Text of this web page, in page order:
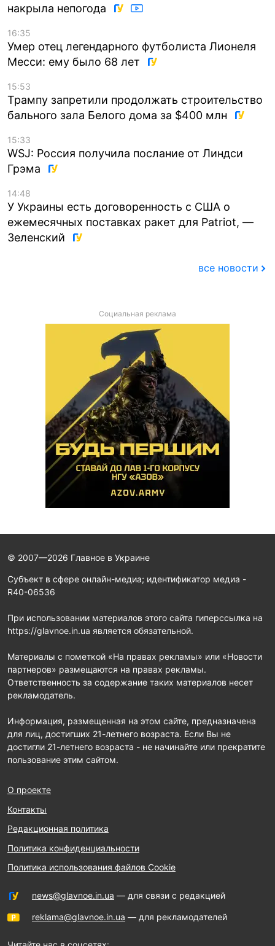
накрыла непогода
16:35
Умер отец легендарного футболиста Лионеля
Месси: ему было 68 лет
15:53
Трампу запретили продолжать строительство
бального зала Белого дома за $400 млн
15:33
WSJ: Россия получила послание от Линдси
Грэма
14:48
У Украины есть договоренность с США о
ежемесячных поставках ракет для Patriot, —
Зеленский
все новости
Социальная реклама
© 2007—2026 Главное в Украине
Субъект в сфере онлайн-медиа; идентификатор медиа -
R40-06536
При использовании материалов этого сайта гиперссылка на
https://glavnoe.in.ua является обязательной.
Материалы с пометкой «На правах рекламы» или «Новости
партнеров» размещаются на правах рекламы.
Ответственность за содержание таких материалов несет
рекламодатель.
Информация, размещенная на этом сайте, предназначена
для лиц, достигших 21-летнего возраста. Если Вы не
достигли 21-летнего возраста - не начинайте или прекратите
пользование этим сайтом.
О проекте
Контакты
Редакционная политика
Политика конфиденциальности
Политика использования файлов Cookie
news@glavnoe.in.ua — для связи с редакцией
reklama@glavnoe.in.ua — для рекламодателей